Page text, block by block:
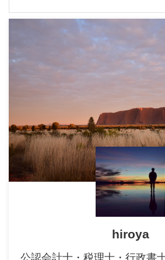
hiroya
公認会計士・税理士・行政書